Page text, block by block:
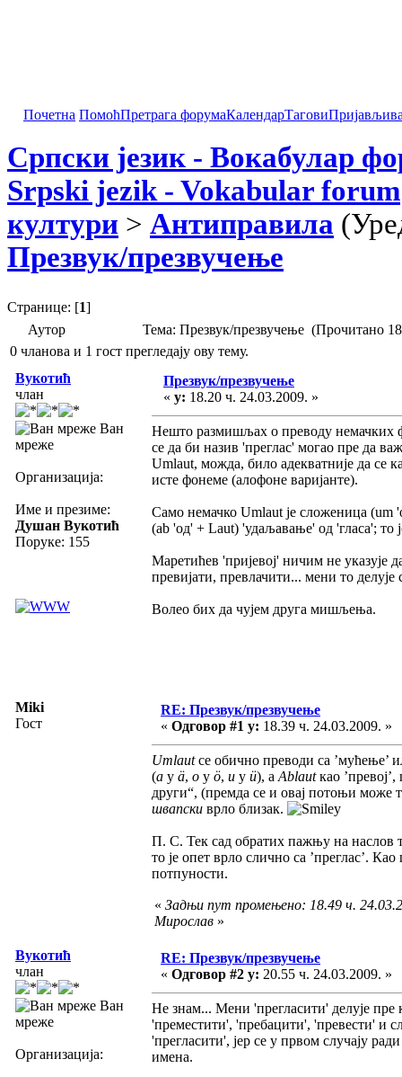
Почетна ПомоћПретрага форумаКалендарТагови
Српски језик - Вокабулар
Srpski jezik - Vokabular forum
култури > Антиправила
Презвук/презвучење
Странице: [1]
Аутор
Тема: Презвук/презвучење (Прочитано
0 чланова и 1 гост прегледају ову тему.
Вукотић
члан
Ван
мреже
Организација:
Име и презиме:
Душан Вукотић
Поруке: 155
Презвук/презвучење
« у: 18.20 ч. 24.03.2009. »
Нешто размишљах о преводу немачких
се да би назив 'преглас' могао пре да
Umlaut, можда, било адекватније да се
исте фонеме (алофоне варијанте).
Само немачко Umlaut је сложеница (um
(ab 'од' + Laut) 'удаљавање' од 'гласа'; то
Маретићев 'пријевој' ничим не указује
превијати, превлачити... мени то
Волео бих да чујем друга мишљења.
Miki
Гост
RE: Презвук/презвучење
« Одговор #1 у: 18.39 ч. 24.03.2009. »
Umlautсе обично преводи са ’мућење’
(a у ä, o у ö, u у ü), а Ablautкао
други“, (премда се и овај потоњи може
швапски врло близак.
П. С. Тек сад обратих пажњу на наслов
то је опет врло слично са ’преглас’.
потпуности.
« Задњи пут промењено: 18.49 ч.
Мирослав »
Вукотић
члан
Ван
мреже
Организација:
RE: Презвук/презвучење
« Одговор #2 у: 20.55 ч. 24.03.2009. »
Не знам... Мени 'прегласити' делује пре
'преместити', 'пребацити', 'превести' и
'прегласити', јер се у првом случају
имена.